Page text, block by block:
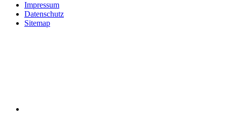
Impressum
Datenschutz
Sitemap